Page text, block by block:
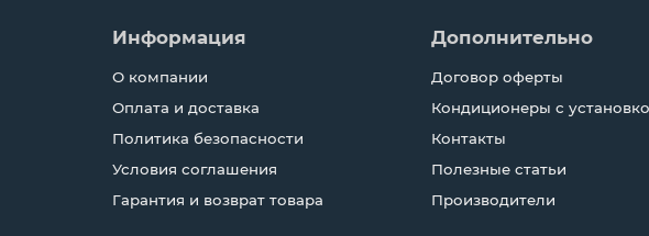
Информация
О компании
Оплата и доставка
Политика безопасности
Условия соглашения
Гарантия и возврат товара
Дополнительно
Договор оферты
Кондиционеры с
Контакты
Полезные статьи
Производители